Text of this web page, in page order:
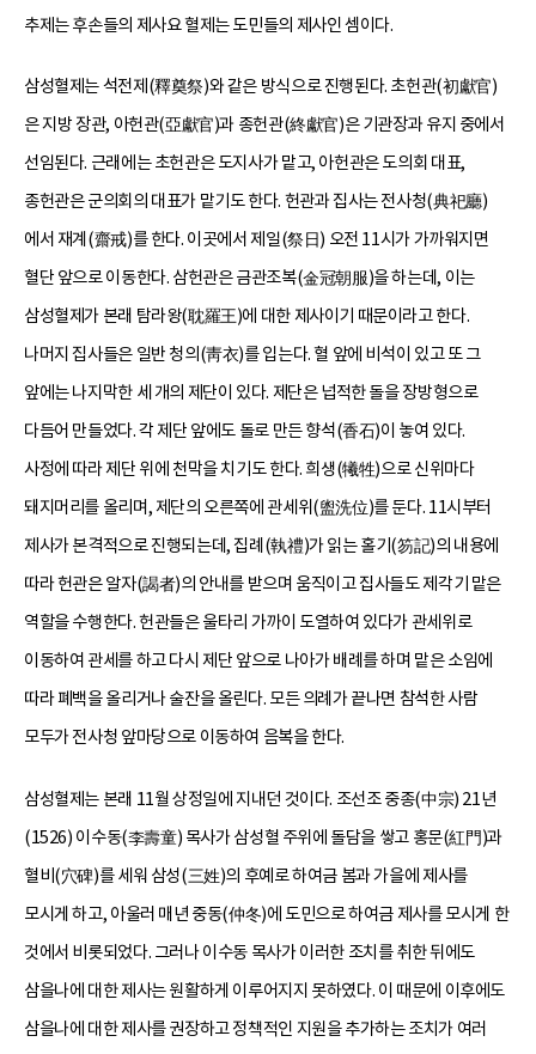
추제는 후손들의 제사요 혈제는 도민들의 제사인 셈이다.
삼성혈제는 석전제(釋奠祭)와 같은 방식으로 진행된다. 초헌관(初獻官)
은 지방 장관, 아헌관(亞獻官)과 종헌관(終獻官)은 기관장과 유지 중에서
선임된다. 근래에는 초헌관은 도지사가 맡고, 아헌관은 도의회 대표,
종헌관은 군의회의 대표가 맡기도 한다. 헌관과 집사는 전사청(典祀廳)
에서 재계(齋戒)를 한다. 이곳에서 제일(祭日) 오전 11시가 가까워지면
혈단 앞으로 이동한다. 삼헌관은 금관조복(金冠朝服)을 하는데, 이는
삼성혈제가 본래 탐라왕(耽羅王)에 대한 제사이기 때문이라고 한다.
나머지 집사들은 일반 청의(靑衣)를 입는다. 혈 앞에 비석이 있고 또 그
앞에는 나지막한 세 개의 제단이 있다. 제단은 넙적한 돌을 장방형으로
다듬어 만들었다. 각 제단 앞에도 돌로 만든 향석(香石)이 놓여 있다.
사정에 따라 제단 위에 천막을 치기도 한다. 희생(犧牲)으로 신위마다
돼지머리를 올리며, 제단의 오른쪽에 관세위(盥洗位)를 둔다. 11시부터
제사가 본격적으로 진행되는데, 집례(執禮)가 읽는 홀기(笏記)의 내용에
따라 헌관은 알자(謁者)의 안내를 받으며 움직이고 집사들도 제각기 맡은
역할을 수행한다. 헌관들은 울타리 가까이 도열하여 있다가 관세위로
이동하여 관세를 하고 다시 제단 앞으로 나아가 배례를 하며 맡은 소임에
따라 폐백을 올리거나 술잔을 올린다. 모든 의례가 끝나면 참석한 사람
모두가 전사청 앞마당으로 이동하여 음복을 한다.
삼성혈제는 본래 11월 상정일에 지내던 것이다. 조선조 중종(中宗) 21년
(1526) 이수동(李壽童) 목사가 삼성혈 주위에 돌담을 쌓고 홍문(紅門)과
혈비(穴碑)를 세워 삼성(三姓)의 후예로 하여금 봄과 가을에 제사를
모시게 하고, 아울러 매년 중동(仲冬)에 도민으로 하여금 제사를 모시게 한
것에서 비롯되었다. 그러나 이수동 목사가 이러한 조치를 취한 뒤에도
삼을나에 대한 제사는 원활하게 이루어지지 못하였다. 이 때문에 이후에도
삼을나에 대한 제사를 권장하고 정책적인 지원을 추가하는 조치가 여러